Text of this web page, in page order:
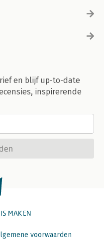
en blijf up-to-date
inspirerende
MAKEN
voorwaarden